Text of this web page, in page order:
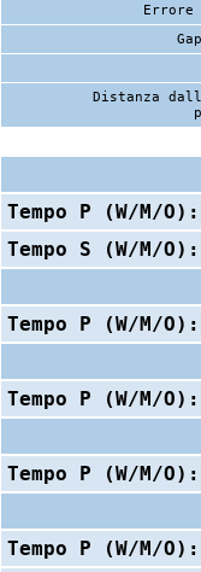
Distanza
Tempo P (W/M/O):
Tempo S (W/M/O):
Tempo P (W/M/O):
Tempo P (W/M/O):
Tempo P (W/M/O):
Tempo P (W/M/O):